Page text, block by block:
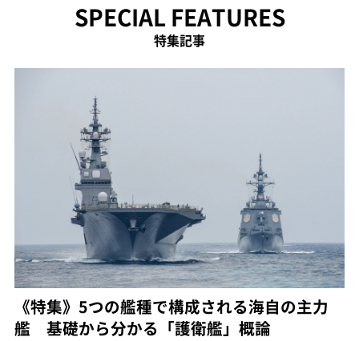
SPECIAL FEATURES
特集記事
《特集》5つの艦種で構成される海自の主力
艦 基礎から分かる「護衛艦」概論